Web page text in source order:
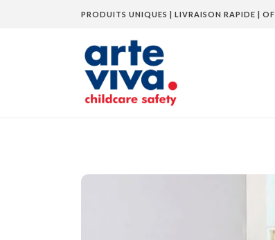
PRODUITS UNIQUES | LIVRAISON RAPIDE |
Home»Boutique»